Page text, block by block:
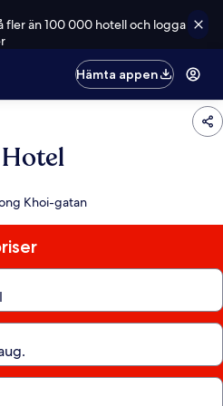
fler än 100 000 hotell och logga
Hämta appen
Khoi-gatan